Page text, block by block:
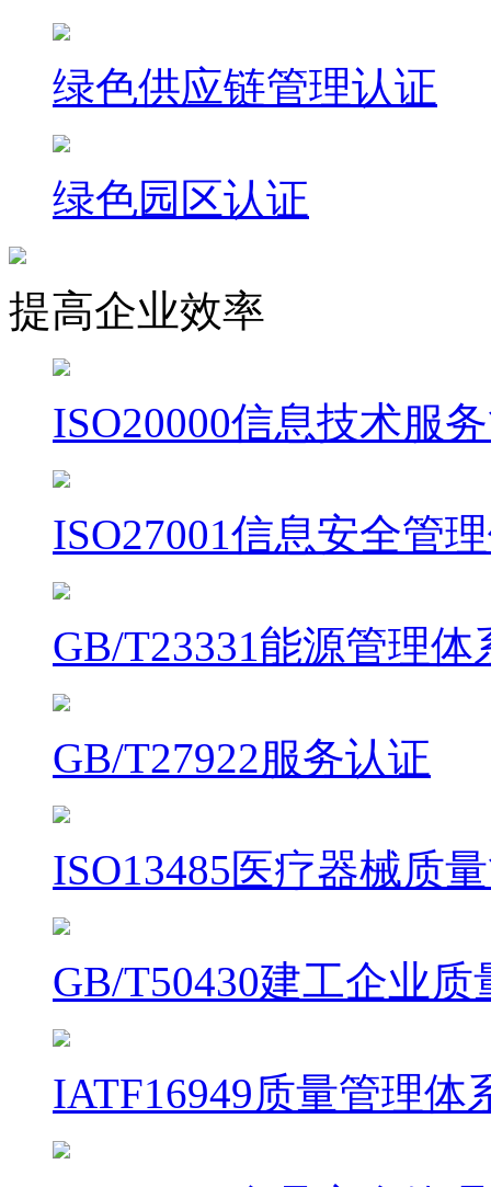
绿色供应链管理认证
绿色园区认证
提高企业效率
ISO20000信息技术服
ISO27001信息安全管
GB/T23331能源管理体
GB/T27922服务认证
ISO13485医疗器械质
GB/T50430建工企业
IATF16949质量管理体